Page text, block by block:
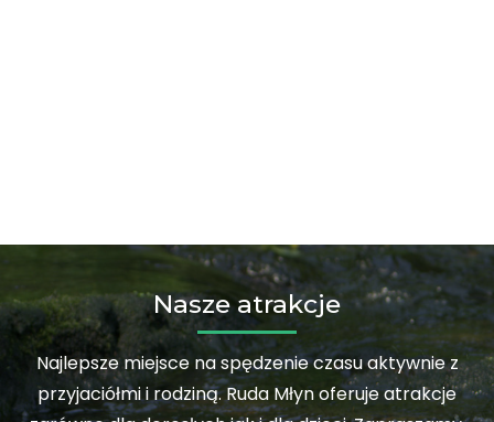
Nasze atrakcje
Najlepsze miejsce na spędzenie czasu aktywnie z
przyjaciółmi i rodziną. Ruda Młyn oferuje atrakcje